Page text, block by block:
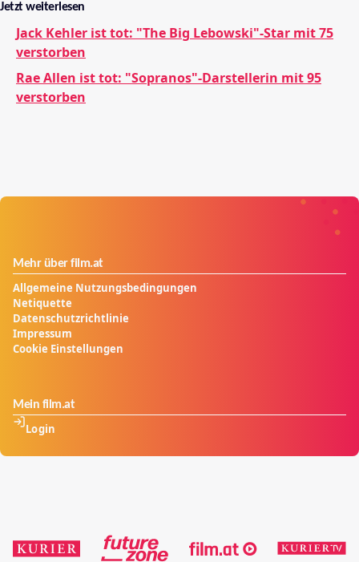
Jetzt weiterlesen
Jack Kehler ist tot: "The Big Lebowski"-Star mit 75
verstorben
Rae Allen ist tot: "Sopranos"-Darstellerin mit 95
verstorben
Mehr über film.at
Allgemeine Nutzungsbedingungen
Netiquette
Datenschutzrichtlinie
Impressum
Cookie Einstellungen
Mein film.at
Login